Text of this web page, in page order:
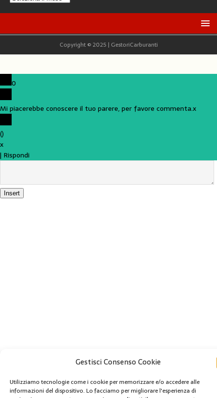
Gestisci Consenso Cookie
Utilizziamo tecnologie come i cookie per memorizzare e/o accedere alle
informazioni del dispositivo. Lo facciamo per migliorare l'esperienza di
Copyright © 2025 | GestoriCarburanti
0
Mi piacerebbe conoscere il tuo parere, per favore commenta.x
()
x
| Rispondi
Insert